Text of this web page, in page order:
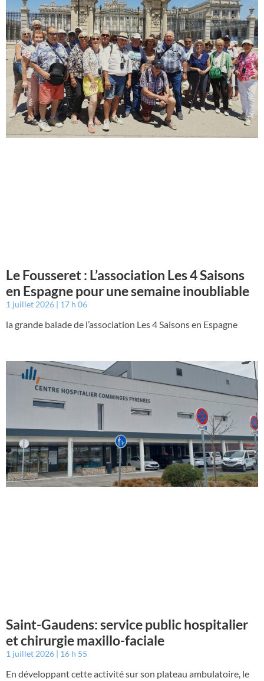
Le Fousseret : L’association Les 4 Saisons
en Espagne pour une semaine inoubliable
1 juillet 2026 17 h 06
la grande balade de l’association Les 4 Saisons en Espagne
Saint-Gaudens: service public hospitalier
et chirurgie maxillo-faciale
1 juillet 2026 16 h 55
En développant cette activité sur son plateau ambulatoire, le